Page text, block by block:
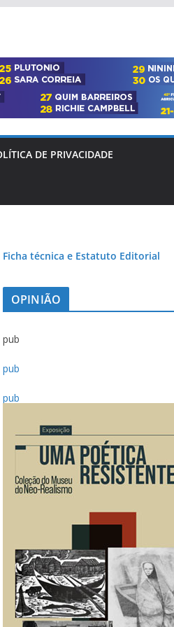
DE PRIVACIDADE
Ficha técnica e Estatuto Editorial
OPINIÃO
pub
pub
pub